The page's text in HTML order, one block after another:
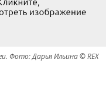
Фото: Дарья Ильина © REX